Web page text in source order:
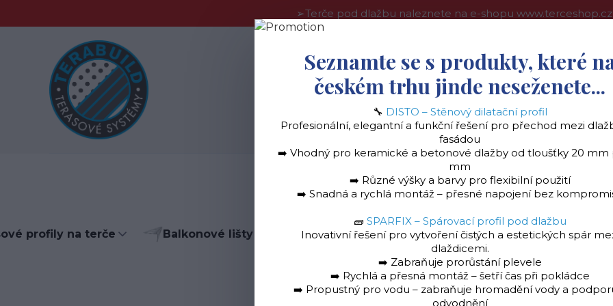
➢Terče pod dlažbu naleznete na e-shopu
Hledat
profily na terče Balkonové lišty do lepidla Stěnový dilatační profil "DISTO"
Seznamte se s produkty, které
českém trhu jinde neseženete...
🔧 DISTO – Stěnový dilatační profil
Profesionální, elegantní a funkční řešení pro přechod mezi
fasádou
➡️ Vhodný pro keramické a betonové dlažby od tloušťky 20 mm
mm
➡️ Různé výšky a barvy pro flexibilní použití
➡️ Snadná a rychlá montáž – přesné napojení bez
🧱 SPARFIX – Spárovací profil pod dlažbu
Inovativní řešení pro vytvoření čistých a estetických spár
dlaždicemi.
➡️ Zabraňuje prorůstání plevele
➡️ Rychlá a přesná montáž – šetří čas při pokládce
➡️ Propustný pro vodu – zabraňuje hromadění vody a
odvodnění